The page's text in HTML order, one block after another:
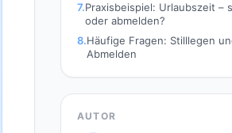
7.Praxisbeispiel: Urlaubszeit –
oder abmelden?
8.Häufige Fragen: Stilllegen
Abmelden
AUTOR